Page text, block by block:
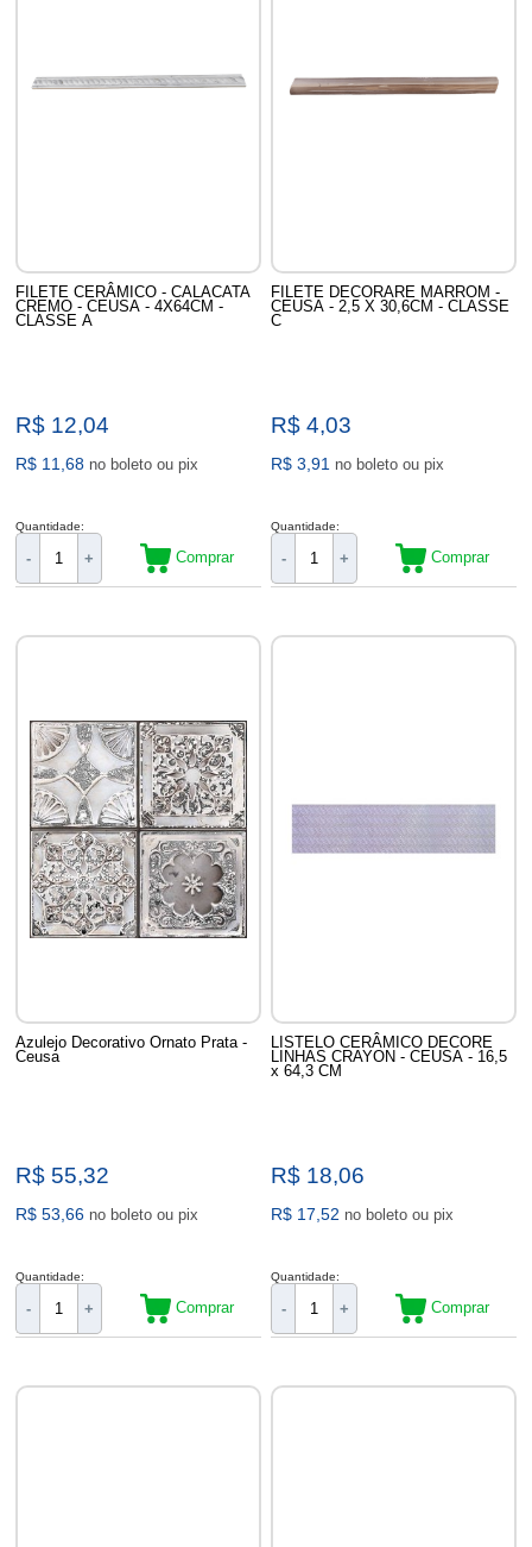
FILETE CERÂMICO - CALACATA
CREMO - CEUSA - 4X64CM -
CLASSE A
R$ 12,04
R$ 11,68 no boleto ou pix
Quantidade:
- + Comprar
FILETE DECORARE MARROM -
CEUSA - 2,5 X 30,6CM - CLASSE
C
R$ 4,03
R$ 3,91 no boleto ou pix
Quantidade:
- + Comprar
Azulejo Decorativo Ornato Prata -
Ceusa
R$ 55,32
R$ 53,66 no boleto ou pix
Quantidade:
- + Comprar
LISTELO CERÂMICO DECORE
LINHAS CRAYON - CEUSA - 16,5
x 64,3 CM
R$ 18,06
R$ 17,52 no boleto ou pix
Quantidade:
- + Comprar